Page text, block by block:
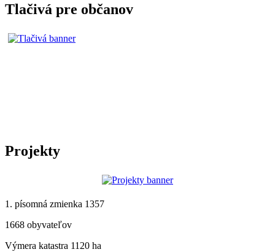
Tlačivá pre občanov
Projekty
1. písomná zmienka 1357
1668 obyvateľov
Výmera katastra 1120 ha